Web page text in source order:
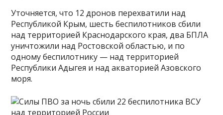
Уточняется, что 12 дронов перехватили над
Республикой Крым, шесть беспилотников сбили
над территорией Краснодарского края, два БПЛА
уничтожили над Ростовской областью, и по
одному беспилотнику — над территорией
Республики Адыгея и над акваторией Азовского
моря.